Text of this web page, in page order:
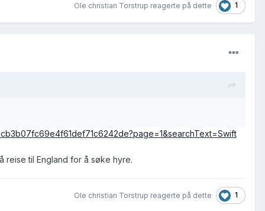
Ole christian Torstrup reagerte på dette 1
reise til England for å søke hyre.
Ole christian Torstrup reagerte på dette 1